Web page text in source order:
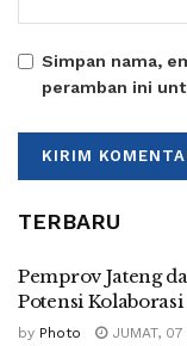
Simpan nama,
peramban ini
TERBARU
Pemprov Jateng
Potensi
by Photo JUMAT, 07